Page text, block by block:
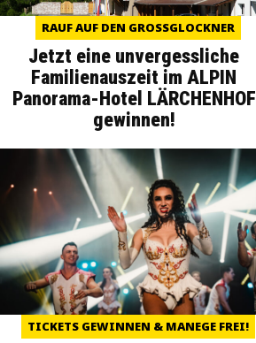
RAUF AUF DEN GROSSGLOCKNER
Jetzt eine unvergessliche
Familienauszeit im ALPIN
Panorama-Hotel LÄRCHENHOF
gewinnen!
TICKETS GEWINNEN & MANEGE FREI!